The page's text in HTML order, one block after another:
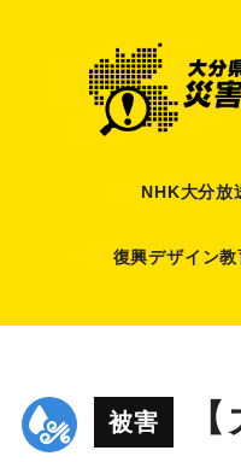
NHK大分放
復興デザイン
被害